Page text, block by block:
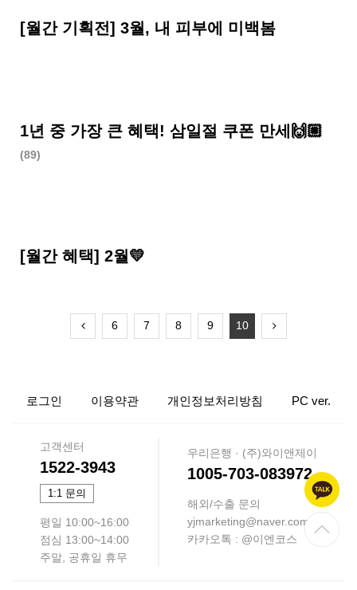
[월간 기획전] 3월, 내 피부에 미백봄
1년 중 가장 큰 혜택! 삼일절 쿠폰 만세🙌🏼
(89)
[월간 혜택] 2월💛
6 7 8 9 10
로그인 이용약관 개인정보처리방침 PC ver.
고객센터
1522-3943
1:1 문의
평일 10:00~16:00
점심 13:00~14:00
주말, 공휴일 휴무
우리은행 · (주)와이앤제이
1005-703-083972
해외/수출 문의
yjmarketing@naver.com
카카오톡 : @이엔코스